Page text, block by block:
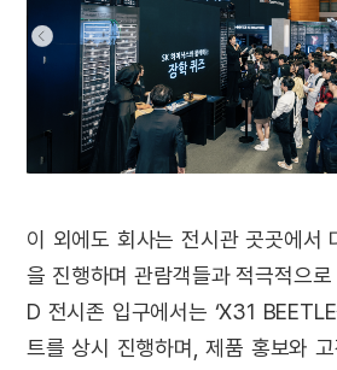
이 외에도 회사는 전시관 곳곳에서
을 진행하며 관람객들과 적극적으
D 전시존 입구에서는 ‘X31
트를 상시 진행하며, 제품 홍보와